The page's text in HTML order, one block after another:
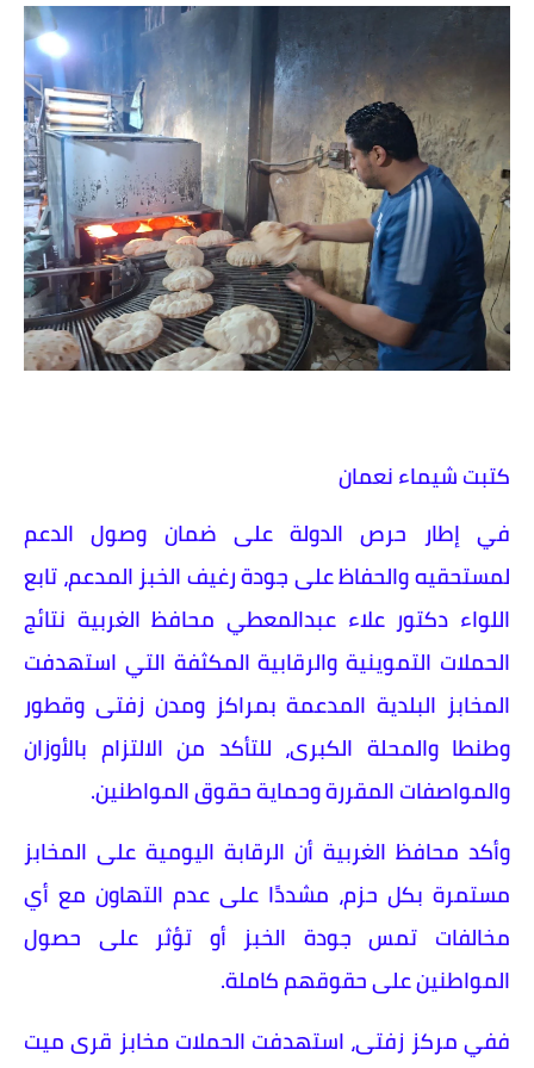
كتبت شيماء نعمان
في إطار حرص الدولة على ضمان وصول الدعم
لمستحقيه والحفاظ على جودة رغيف الخبز المدعم، تابع
اللواء دكتور علاء عبدالمعطي محافظ الغربية نتائج
الحملات التموينية والرقابية المكثفة التي استهدفت
المخابز البلدية المدعمة بمراكز ومدن زفتى وقطور
وطنطا والمحلة الكبرى، للتأكد من الالتزام بالأوزان
والمواصفات المقررة وحماية حقوق المواطنين.
وأكد محافظ الغربية أن الرقابة اليومية على المخابز
مستمرة بكل حزم، مشددًا على عدم التهاون مع أي
مخالفات تمس جودة الخبز أو تؤثر على حصول
المواطنين على حقوقهم كاملة.
ففي مركز زفتى، استهدفت الحملات مخابز قرى ميت